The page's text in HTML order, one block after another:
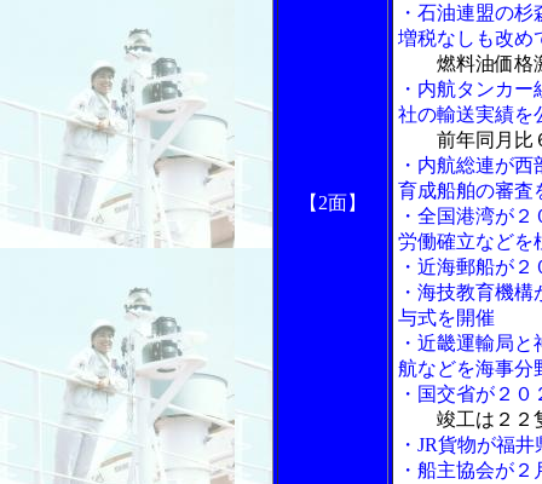
【2面】
・石油連盟の
増税なしも改め
燃料油価格
・内航タンカ
社の輸送実績を
前年同月比
・内航総連が
育成船舶の審査
・全国港湾が
労働確立などを
・近海郵船が
・海技教育機
与式を開催
・近畿運輸局
航などを海事分
・国交省が２
竣工は２２
・JR貨物が福
・船主協会が